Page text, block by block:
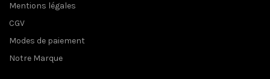
Mentions légales
CGV
Modes de paiement
Notre Marque